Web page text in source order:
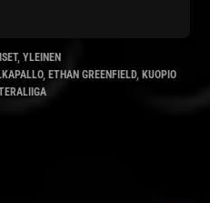
,YLEINEN
, ETHAN GREENFIELD, KUOPIO